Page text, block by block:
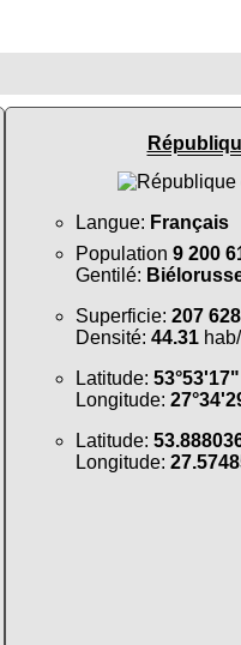
Langue: Français
Population 9 200
Gentilé:
Superficie: 207
Densité: 44.31
Latitude: 53°53'17"
Longitude:
Latitude:
Longitude: